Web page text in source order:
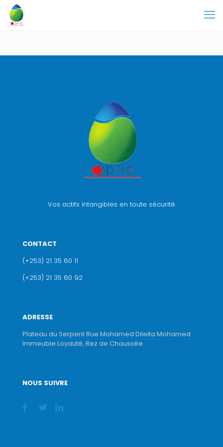
Vos actifs intangibles en toute sécurité
CONTACT
(+253) 21 35 60 11
(+253) 21 35 60 92
ADRESSE
Plateau du Serpent Rue Mohamed Dileita Mohamed
Immeuble Loyauté, Rez de Chaussée.
NOUS SUIVRE